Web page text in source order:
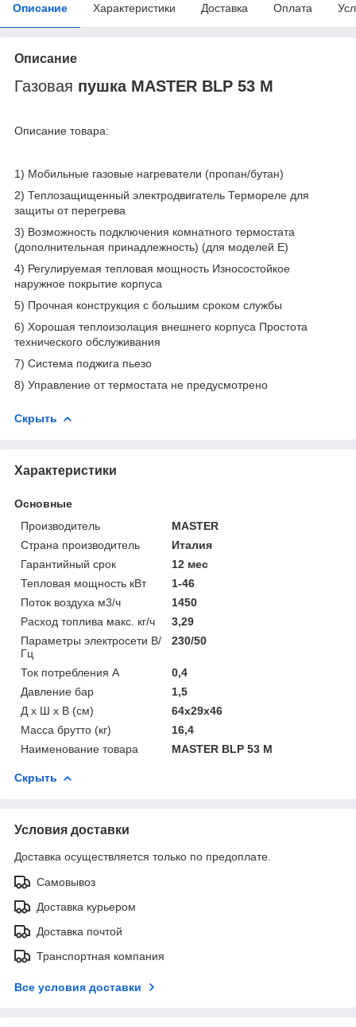
Описание Характеристики Доставка Оплата
Описание
Газовая пушка MASTER BLP 53 M
Описание товара:
1) Мобильные газовые нагреватели (пропан/бутан)
2) Теплозащищенный электродвигатель Термореле для
защиты от перегрева
3) Возможность подключения комнатного термостата
(дополнительная принадлежность) (для моделей Е)
4) Регулируемая тепловая мощность Износостойкое
наружное покрытие корпуса
5) Прочная конструкция с большим сроком службы
6) Хорошая теплоизолация внешнего корпуса Простота
технического обслуживания
7) Система поджига пьезо
8) Управление от термостата не предусмотрено
Скрыть
Характеристики
Основные
Производитель
MASTER
Страна производитель
Италия
Гарантийный срок
12 мес
Тепловая мощность кВт
1-46
Поток воздуха м3/ч
1450
Расход топлива макс. кг/ч
3,29
Параметры электросети В/
Гц
230/50
Ток потребления A
0,4
Давление бар
1,5
Д х Ш х В (см)
64x29x46
Масса брутто (кг)
16,4
Наименование товара
MASTER BLP 53 M
Скрыть
Условия доставки
Доставка осуществляется только по предоплате.
Самовывоз
Доставка курьером
Доставка почтой
Транспортная компания
Все условия доставки